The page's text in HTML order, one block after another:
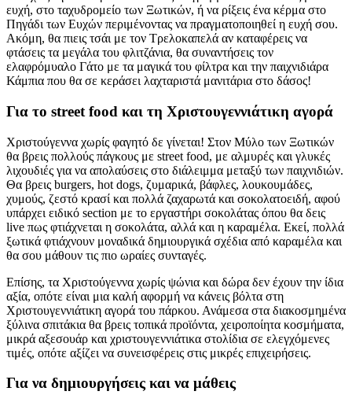
ευχή, στο ταχυδρομείο των Ξωτικών, ή να ρίξεις ένα κέρμα στο
Πηγάδι των Ευχών περιμένοντας να πραγματοποιηθεί η ευχή σου.
Ακόμη, θα πιεις τσάι με τον Τρελοκαπελά αν καταφέρεις να
φτάσεις τα μεγάλα του φλιτζάνια, θα συναντήσεις τον
ελαφρόμυαλο Γάτο με τα μαγικά του φίλτρα και την παιχνιδιάρα
Κάμπια που θα σε κεράσει λαχταριστά μανιτάρια στο δάσος!
Για το street food και τη Χριστουγεννιάτικη αγορά
Χριστούγεννα χωρίς φαγητό δε γίνεται! Στον Μύλο των Ξωτικών
θα βρεις πολλούς πάγκους με street food, με αλμυρές και γλυκές
λιχουδιές για να απολαύσεις στο διάλειμμα μεταξύ των παιχνιδιών.
Θα βρεις burgers, hot dogs, ζυμαρικά, βάφλες, λουκουμάδες,
χυμούς, ζεστό κρασί και πολλά ζαχαρωτά και σοκολατοειδή, αφού
υπάρχει ειδικό section με το εργαστήρι σοκολάτας όπου θα δεις
live πως φτιάχνεται η σοκολάτα, αλλά και η καραμέλα. Εκεί, πολλά
ξωτικά φτιάχνουν μοναδικά δημιουργικά σχέδια από καραμέλα και
θα σου μάθουν τις πιο ωραίες συνταγές.
Επίσης, τα Χριστούγεννα χωρίς ψώνια και δώρα δεν έχουν την ίδια
αξία, οπότε είναι μια καλή αφορμή να κάνεις βόλτα στη
Χριστουγεννιάτικη αγορά του πάρκου. Ανάμεσα στα διακοσμημένα
ξύλινα σπιτάκια θα βρεις τοπικά προϊόντα, χειροποίητα κοσμήματα,
μικρά αξεσουάρ και χριστουγεννιάτικα στολίδια σε ελεγχόμενες
τιμές, οπότε αξίζει να συνεισφέρεις στις μικρές επιχειρήσεις.
Για να δημιουργήσεις και να μάθεις